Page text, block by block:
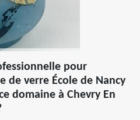
pour
de verre École de Nancy
domaine à Chevry En